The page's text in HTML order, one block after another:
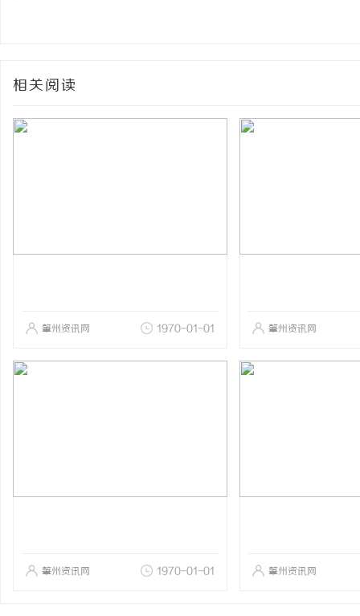
相关阅读
肇州资讯网 1970-01-01 肇州资讯网
肇州资讯网 1970-01-01 肇州资讯网